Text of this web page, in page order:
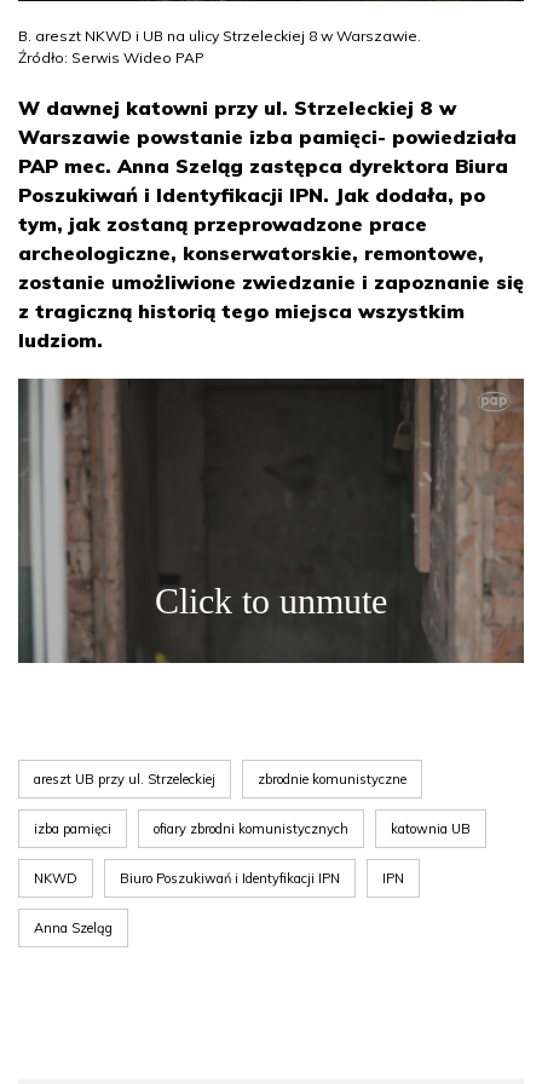
B. areszt NKWD i UB na ulicy Strzeleckiej 8 w Warszawie.
Źródło: Serwis Wideo PAP
W dawnej katowni przy ul. Strzeleckiej 8 w
Warszawie powstanie izba pamięci- powiedziała
PAP mec. Anna Szeląg zastępca dyrektora Biura
Poszukiwań i Identyfikacji IPN. Jak dodała, po
tym, jak zostaną przeprowadzone prace
archeologiczne, konserwatorskie, remontowe,
zostanie umożliwione zwiedzanie i zapoznanie się
z tragiczną historią tego miejsca wszystkim
ludziom.
areszt UB przy ul. Strzeleckiej zbrodnie komunistyczne
izba pamięci ofiary zbrodni komunistycznych katownia UB
NKWD Biuro Poszukiwań i Identyfikacji IPN IPN
Anna Szeląg